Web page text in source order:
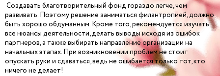
Создавать благотворительный фонд гораздо легче, чем
развивать. Поэтому решение заниматься филантропией, должно
быть хорошо обдуманным. Кроме того, рекомендуется изучать
все нюансы деятельности, делать выводы исходя из ошибок
партнеров, а также выбирать направление организации на
начальных этапах. При возникновении проблем не стоит
опускать руки и сдаваться, ведь не ошибается только тот, кто
ничего не делает!